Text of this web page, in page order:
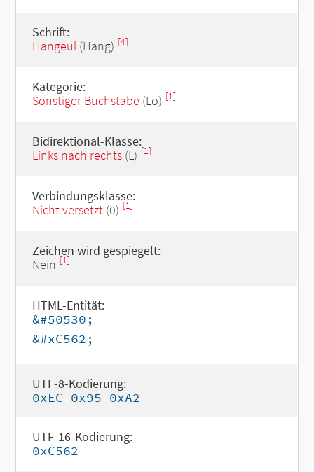
Schrift:
Hangeul(Hang) [4]
Kategorie:
Sonstiger Buchstabe (Lo) [1]
Bidirektional-Klasse:
Links nach rechts(L) [1]
Verbindungsklasse:
Nicht versetzt(0) [1]
Zeichen wird gespiegelt:
Nein [1]
HTML-Entität:
&#50530;
&#xC562;
UTF-8-Kodierung:
0xEC 0x95 0xA2
UTF-16-Kodierung:
0xC562